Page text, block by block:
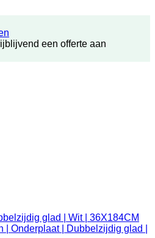
een offerte aan